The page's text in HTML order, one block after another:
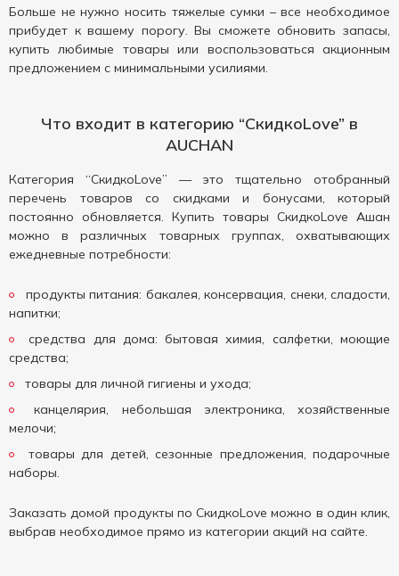
Больше не нужно носить тяжелые сумки – все необходимое
прибудет к вашему порогу. Вы сможете обновить запасы,
купить любимые товары или воспользоваться акционным
предложением с минимальными усилиями.
Что входит в категорию “СкидкоLove” в
AUCHAN
Категория “СкидкоLove” — это тщательно отобранный
перечень товаров со скидками и бонусами, который
постоянно обновляется. Купить товары СкидкоLove Ашан
можно в различных товарных группах, охватывающих
ежедневные потребности:
продукты питания: бакалея, консервация, снеки, сладости,
напитки;
средства для дома: бытовая химия, салфетки, моющие
средства;
товары для личной гигиены и ухода;
канцелярия, небольшая электроника, хозяйственные
мелочи;
товары для детей, сезонные предложения, подарочные
наборы.
Заказать домой продукты по СкидкоLove ​​можно в один клик,
выбрав необходимое прямо из категории акций на сайте.